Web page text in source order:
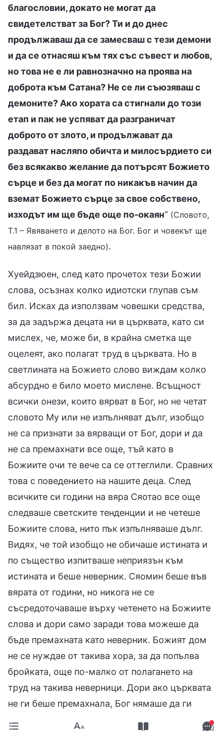
благословии, докато не могат да
свидетелстват за Бог? Ти и до днес
продължаваш да се замесваш с тези демони
и да се отнасяш към тях със съвест и любов,
но това не е ли равнозначно на проява на
доброта към Сатана? Не се ли съюзяваш с
демоните? Ако хората са стигнали до този
етап и пак не успяват да разграничат
доброто от злото, и продължават да
раздават насляпо обичта и милосърдието си
без всякакво желание да потърсят Божието
сърце и без да могат по никакъв начин да
вземат Божието сърце за свое собствено,
изходът им ще бъде още по-окаян“ (Словото,
Т.1 – Явяването и делото на Бог. Бог и човекът ще
навлязат в покой заедно).
Хуейдзюен, след като прочетох тези Божии
слова, осъзнах колко идиотски глупав съм
бил. Исках да използвам човешки средства,
за да задържа децата ни в църквата, като си
мислех, че, може би, в крайна сметка ще
оцелеят, ако полагат труд в църквата. Но в
светлината на Божието слово виждам колко
абсурдно е било моето мислене. Всъщност
всички онези, които вярват в Бог, но не четат
словото Му или не изпълняват дълг, изобщо
не са признати за вярващи от Бог, дори и да
не са премахнати все още, тъй като в
Божиите очи те вече са се оттеглили. Сравних
това с поведението на нашите деца. След
всичките си години на вяра Сяотао все още
следваше светските тенденции и не четеше
Божиите слова, нито пък изпълняваше дълг.
Видях, че той изобщо не обичаше истината и
по същество изпитваше неприязън към
истината и беше неверник. Сяомин беше във
вярата от години, но никога не се
съсредоточаваше върху четенето на Божиите
слова и дори само заради това можеше да
бъде премахната като неверник. Божият дом
не се нуждае от такива хора, за да попълва
бройката, още по-малко от полагането на
труд на такива неверници. Дори ако църквата
не ги беше премахнала, Бог нямаше да ги
признае за вярващи. Като осъзнах тези неща,